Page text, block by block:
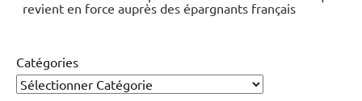
revient en force auprès des épargnants français
Catégories